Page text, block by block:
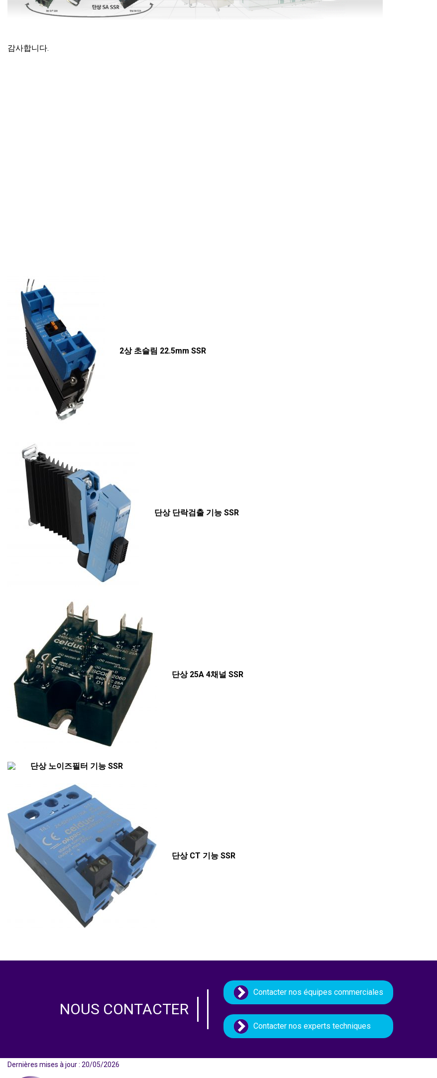
감사합니다.
2상 초슬림 22.5mm SSR
단상 단락검출 기능 SSR
단상 25A 4채널 SSR
단상 노이즈필터 기능 SSR
단상 CT 기능 SSR
NOUS CONTACTER
Contacter nos équipes commerciales
Contacter nos experts techniques
Dernières mises à jour : 20/05/2026